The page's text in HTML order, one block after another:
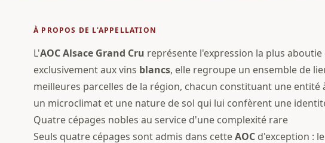
À PROPOS DE L'APPELLATION
L'AOCAlsace Grand Cru représente l'expression la plus aboutie
exclusivement aux vins blancs, elle regroupe un ensemble de
meilleures parcelles de la région, chacun constituant une
un microclimat et une nature de sol qui lui confèrent une
Quatre cépages nobles au service d'une complexité rare
Seuls quatre cépages sont admis dans cetteAOC d'exception : le